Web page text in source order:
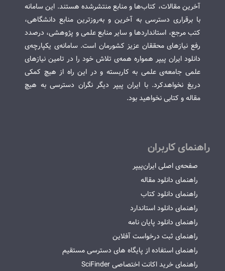
آخرین مقالات، کتاب‌ها و منابع منتشرشده هستند. این سامانه
با برقراری دسترسی به آخرین و به‌روزترین منابع دانشگاهی،
کتب مرجع، استانداردها و سایر منابع علمی و پژوهشی، درصدد
رفع نیازهای محققان عزیز کشورمان است. سامانه‌ی یکپارچه‌ی
دانلود ایران پیپر همواره همه‌ی تلاش خود را در تامین نیازهای
علمی جامعه‌ی علمی به کاربسته و در این راه از هیچ کمکی
دریغ نخواهدکرد. با ایران پیپر دیگر نگران دسترسی به هیچ
مقاله و کتابی نخواهید بود.
راهنمای کاربران
صفحه‌ی اصلی ایران‌پیپر
راهنمای دانلود مقاله
راهنمای دانلود کتاب
راهنمای دانلود استاندارد
راهنمای دانلود پایان نامه
راهنمای ثبت درخواست آفلاین
راهنمای استفاده از پایگاه های دسترسی مستقیم
راهنمای خرید اکانت اختصاصی SciFinder